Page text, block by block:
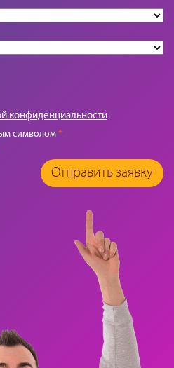
конфиденциальности
символом*
Отправить заявку